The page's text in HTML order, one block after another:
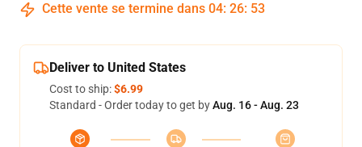
Cette vente se termine dans 04: 26: 52
Deliver to United States
Cost to ship:$6.99
Standard - Order today to get byAug. 16 - Aug. 23